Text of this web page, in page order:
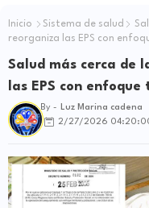
Inicio Sistema de salud
reorganiza las EPS con
Salud más cerca de
las EPS con
By -
Luz Marina cadena
2/27/2026